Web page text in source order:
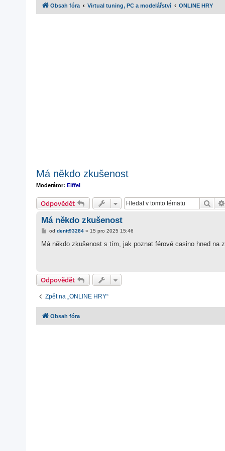
Obsah fóra Virtual tuning, PC a modelářství ONLINE HRY
Má někdo zkušenost
Moderátor: Eiffel
Odpovědět
Má někdo zkušenost
P
í
k
od denit93284» 15 pro 2025 15:46
Má někdo zkušenost s tím, jak poznat férové casino hned na
Odpovědět
Zpět na „ONLINE HRY“
Obsah fóra